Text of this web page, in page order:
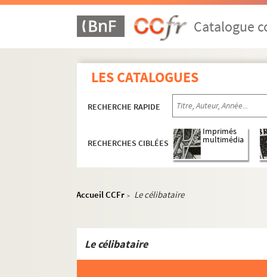
Catalogue
LES CATALOGUES
RECHERCHE RAPIDE
RECHERCHES CIBLÉES
Imprimés
multimédia
Accueil CCFr > Le célibataire
Le célibataire
ORG C.15/1. Partitions de Orlando,
ORG C.15/1. Partitions de Otter,
ORG C.15/1. Partitions de Ovio,
ORG C.15/1. Partitions de Ozcariz,
ORG C.16/1. Partitions de Paans, W.
ORG C.16/1. Partitions de Padilla,
ORG C.16/1. Partitions de
ORG C.16/1. Partitions de Paillet, J.
ORG C.16/1. Partitions de Parizot,
ORG C.16/1. Partitions de Peheu,